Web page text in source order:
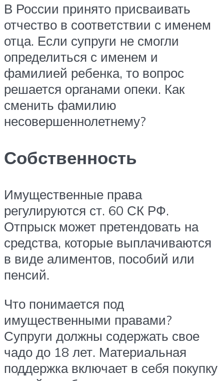
В России принято присваивать
отчество в соответствии с именем
отца. Если супруги не смогли
определиться с именем и
фамилией ребенка, то вопрос
решается органами опеки. Как
сменить фамилию
несовершеннолетнему?
Собственность
Имущественные права
регулируются ст. 60 СК РФ.
Отпрыск может претендовать на
средства, которые выплачиваются
в виде алиментов, пособий или
пенсий.
Что понимается под
имущественными правами?
Супруги должны содержать свое
чадо до 18 лет. Материальная
поддержка включает в себя покупку